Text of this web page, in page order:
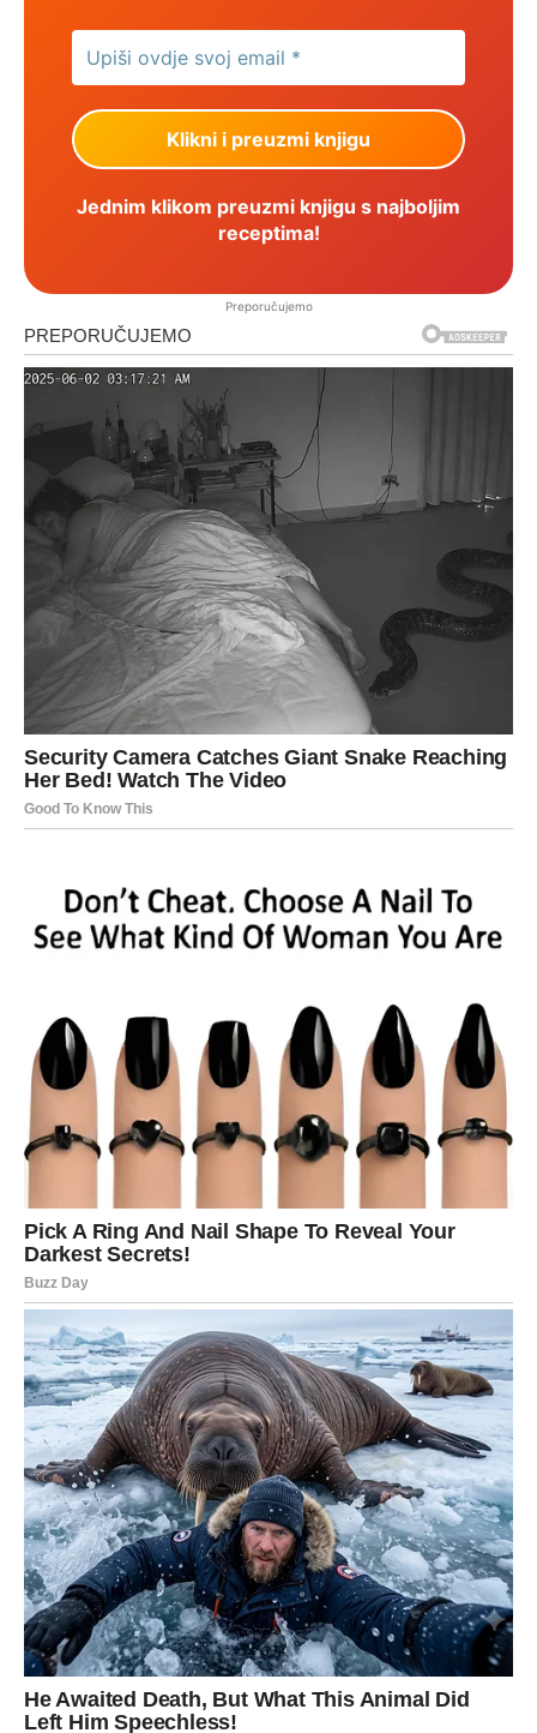
Jednim klikom preuzmi knjigu s najboljim
receptima!
Preporučujemo